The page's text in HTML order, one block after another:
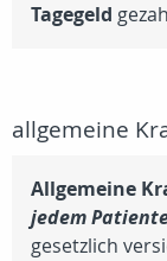
Tagegeld
allgemeine
Allgemeine
jedem
gesetzlich